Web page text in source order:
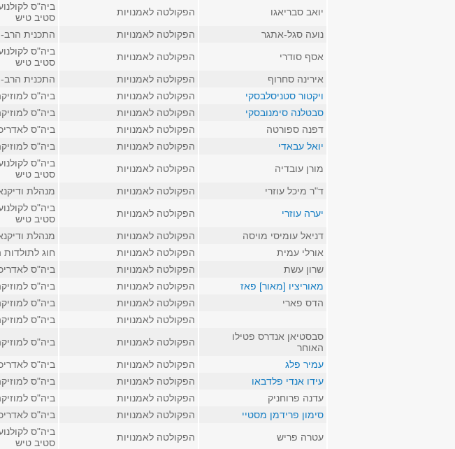
יואב סבריאגו
הפקולטה לאמנויות
ביה"ס
סטיב טיש
נועה סגל-אתגר
הפקולטה לאמנויות התכנית
אסף סודרי
הפקולטה לאמנויות
ביה"ס
סטיב טיש
אירינה סחרוף
הפקולטה לאמנויות התכנית
ויקטור סטניסלבסקי
הפקולטה לאמנויות
ביה"ס
סבטלנה סימנובסקי
הפקולטה לאמנויות ביה"ס
דפנה ספורטה
הפקולטה לאמנויות ביה"ס
יואל עבאדי
הפקולטה לאמנויות ביה"ס
מורן עובדיה
הפקולטה לאמנויות
ביה"ס
סטיב טיש
ד"ר מיכל עוזרי
הפקולטה לאמנויות
מנהלת
יערה עוזרי
הפקולטה לאמנויות
ביה"ס
סטיב טיש
דניאל עומיסי מויסה
הפקולטה לאמנויות מנהלת
אורלי עמית
הפקולטה לאמנויות חוג
שרון עשת
הפקולטה לאמנויות ביה"ס
מאוריציו [מאור] פאז
הפקולטה לאמנויות ביה"ס
הדס פארי
הפקולטה לאמנויות ביה"ס
הפקולטה לאמנויות
ביה"ס
סבסטיאן אנדרס פטילו
האוחר
הפקולטה לאמנויות ביה"ס
עמיר פלג
הפקולטה לאמנויות ביה"ס
עידו אנדי פלדבאו
הפקולטה לאמנויות ביה"ס
עדנה פרוחניק
הפקולטה לאמנויות ביה"ס
סימון פרידמן מסטיי
הפקולטה לאמנויות ביה"ס
עטרה פריש
הפקולטה לאמנויות
ביה"ס
סטיב טיש